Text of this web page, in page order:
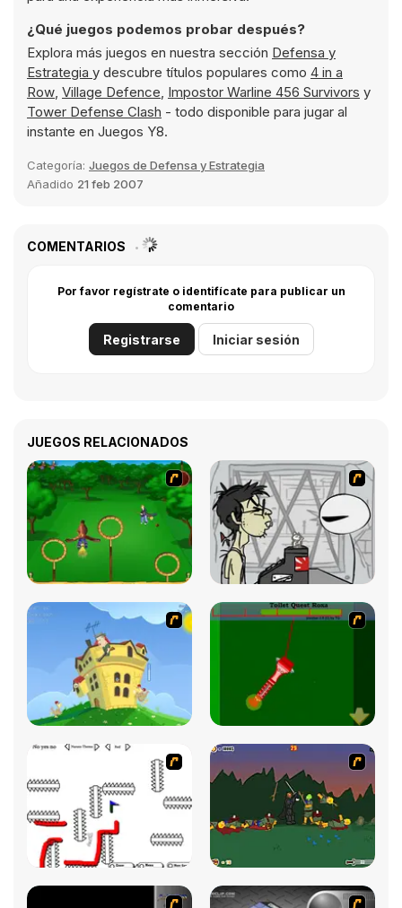
¿Qué juegos podemos probar después?
Explora más juegos en nuestra sección Defensa y
Estrategia y descubre títulos populares como 4 in a
Row, Village Defence, Impostor Warline 456 Survivors y
Tower Defense Clash - todo disponible para jugar al
instante en Juegos Y8.
Categoría: Juegos de Defensa y Estrategia
Añadido 21 feb 2007
COMENTARIOS
Por favor regístrate o identifícate para publicar un
comentario
Registrarse Iniciar sesión
JUEGOS RELACIONADOS